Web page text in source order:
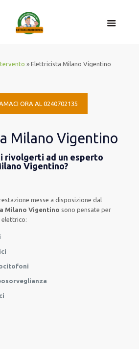
» Elettricista Milano Vigentino
ORA AL 0240702135
Milano Vigentino
rivolgerti ad un esperto
Vigentino?
messe a disposizione dal
Milano Vigentino sonopensate per
elettrico: